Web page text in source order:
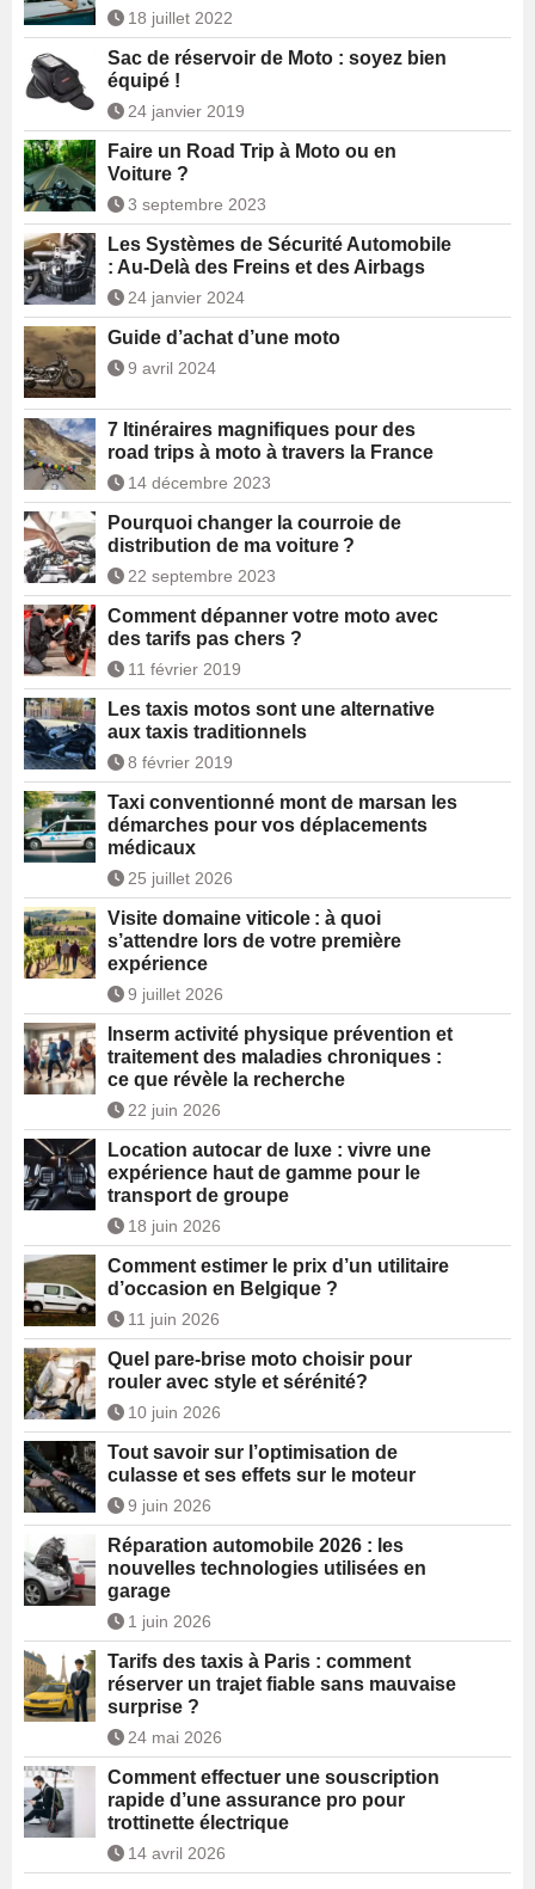
18 juillet 2022
Sac de réservoir de Moto : soyez bien
équipé !
24 janvier 2019
Faire un Road Trip à Moto ou en
Voiture ?
3 septembre 2023
Les Systèmes de Sécurité Automobile
: Au-Delà des Freins et des Airbags
24 janvier 2024
Guide d’achat d’une moto
9 avril 2024
7 Itinéraires magnifiques pour des
road trips à moto à travers la France
14 décembre 2023
Pourquoi changer la courroie de
distribution de ma voiture ?
22 septembre 2023
Comment dépanner votre moto avec
des tarifs pas chers ?
11 février 2019
Les taxis motos sont une alternative
aux taxis traditionnels
8 février 2019
Taxi conventionné mont de marsan les
démarches pour vos déplacements
médicaux
25 juillet 2026
Visite domaine viticole : à quoi
s’attendre lors de votre première
expérience
9 juillet 2026
Inserm activité physique prévention et
traitement des maladies chroniques :
ce que révèle la recherche
22 juin 2026
Location autocar de luxe : vivre une
expérience haut de gamme pour le
transport de groupe
18 juin 2026
Comment estimer le prix d’un utilitaire
d’occasion en Belgique ?
11 juin 2026
Quel pare-brise moto choisir pour
rouler avec style et sérénité?
10 juin 2026
Tout savoir sur l’optimisation de
culasse et ses effets sur le moteur
9 juin 2026
Réparation automobile 2026 : les
nouvelles technologies utilisées en
garage
1 juin 2026
Tarifs des taxis à Paris : comment
réserver un trajet fiable sans mauvaise
surprise ?
24 mai 2026
Comment effectuer une souscription
rapide d’une assurance pro pour
trottinette électrique
14 avril 2026